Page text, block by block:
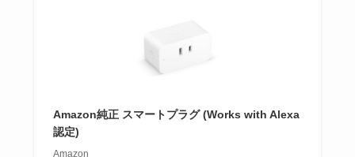
Amazon純正 スマートプラグ (Works with Alexa
認定)
Amazon